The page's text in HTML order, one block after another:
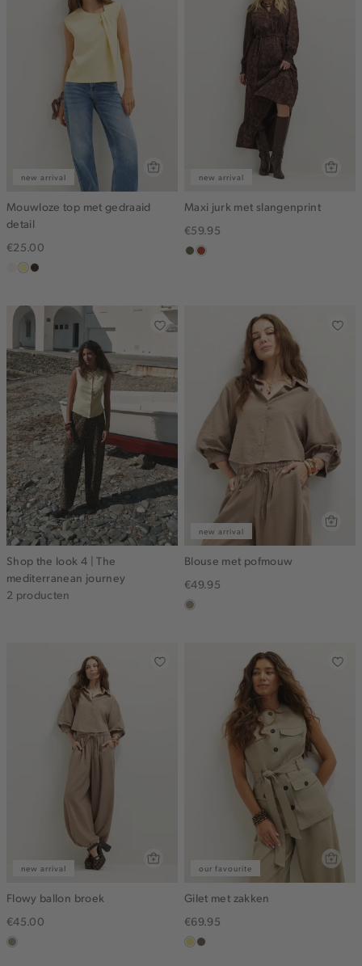
new arrival
Mouwloze top met gedraaid
detail
€25.00
wit,
white
lichtgeel
choco,
new arrival
Maxi jurk met slangenprint
€59.95
groen,
bruin
Shop the look 4 | The
mediterranean journey
2 producten
new arrival
Blouse met pofmouw
€49.95
taupe,
new arrival
Flowy ballon broek
€45.00
taupe,
our favourite
Gilet met zakken
€69.95
khakimiddenbruin